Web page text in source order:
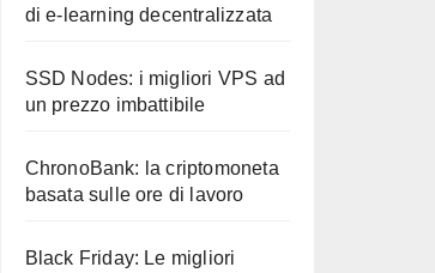
di e-learning decentralizzata
SSD Nodes: i migliori VPS ad
un prezzo imbattibile
ChronoBank: la criptomoneta
basata sulle ore di lavoro
Black Friday: Le migliori